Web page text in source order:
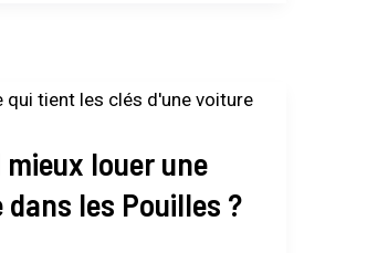
louer une
les Pouilles ?